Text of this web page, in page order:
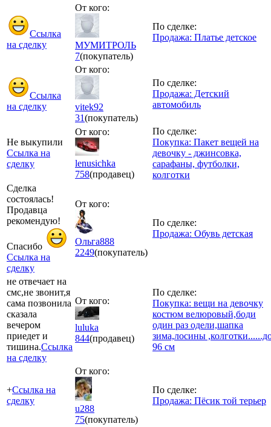
Ссылка
на сделку
От кого:
МУМИТРОЛЬ
7(покупатель)
По сделке:
Продажа: Платье детское
Ссылка
на сделку
От кого:
vitek92
31(покупатель)
По сделке:
Продажа: Детский
автомобиль
Не выкупили
Ссылка на
сделку
От кого:
lenusichka
758(продавец)
По сделке:
Покупка: Пакет вещей на
девочку - джинсовка,
сарафаны, футболки,
колготки
Сделка
состоялась!
Продавца
рекомендyю!
Спасибо
Ссылка на
сделку
От кого:
Ольга888
2249(покупатель)
По сделке:
Продажа: Обувь детская
не отвечает на
смс,не звонит,я
сама позвонила
сказала
вечером
приедет и
тишина.Ссылка
на сделку
От кого:
luluka
844(продавец)
По сделке:
Покупка: вещи на девочку
костюм велюровый,боди
один раз одели,шапка
зима,лосины
96 см
+Ссылка на
сделку
От кого:
u288
75(покупатель)
По сделке:
Продажа: Пёсик той терьер